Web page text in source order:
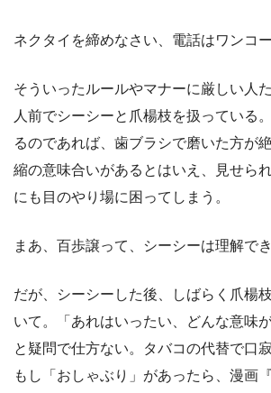
ネクタイを締めなさい、電話はワンコ
そういったルールやマナーに厳しい人
人前でシーシーと爪楊枝を扱っている
るのであれば、歯ブラシで磨いた方が
縮の意味合いがあるとはいえ、見せら
にも目のやり場に困ってしまう。
まあ、百歩譲って、シーシーは理解で
だが、シーシーした後、しばらく爪楊
いて。「あれはいったい、どんな意味
と疑問で仕方ない。タバコの代替で口
もし「おしゃぶり」があったら、漫